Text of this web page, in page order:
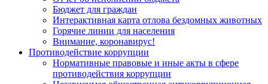
Бюджет для граждан
Интерактивная карта отлова бездомных животных
Горячие линии для населения
Внимание, коронавирус!
Противодействие коррупции
Нормативные правовые и иные акты в сфере
противодействия коррупции